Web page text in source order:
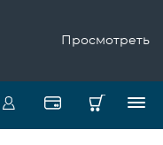
Просмотреть